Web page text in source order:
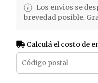
Los envios se
brevedad posible.
Calculá el costo de